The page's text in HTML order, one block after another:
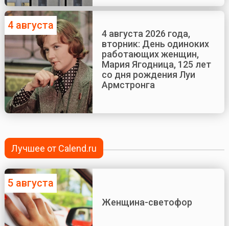
4 августа
4 августа 2026 года,
вторник: День одиноких
работающих женщин,
Мария Ягодница, 125 лет
со дня рождения Луи
Армстронга
Лучшее от Calend.ru
5 августа
Женщина-светофор